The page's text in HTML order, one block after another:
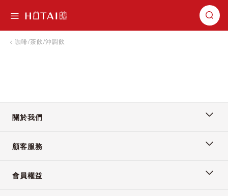
咖啡/茶飲/沖調飲
關於我們
顧客服務
會員權益